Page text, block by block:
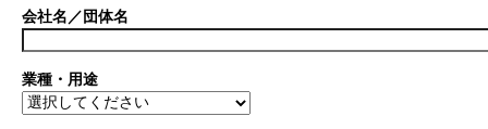
会社名／団体名
業種・用途